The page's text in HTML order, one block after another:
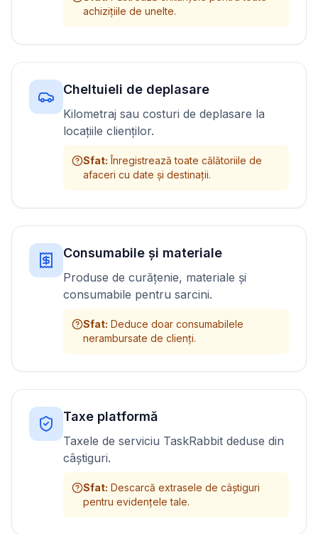
achizițiile de unelte.
Cheltuieli de deplasare
Kilometraj sau costuri de deplasare la
locațiile clienților.
Sfat: Înregistrează toate călătoriile de
afaceri cu date și destinații.
Consumabile și materiale
Produse de curățenie, materiale și
consumabile pentru sarcini.
Sfat: Deduce doar consumabilele
nerambursate de clienți.
Taxe platformă
Taxele de serviciu TaskRabbit deduse din
câștiguri.
Sfat: Descarcă extrasele de câștiguri
pentru evidențele tale.